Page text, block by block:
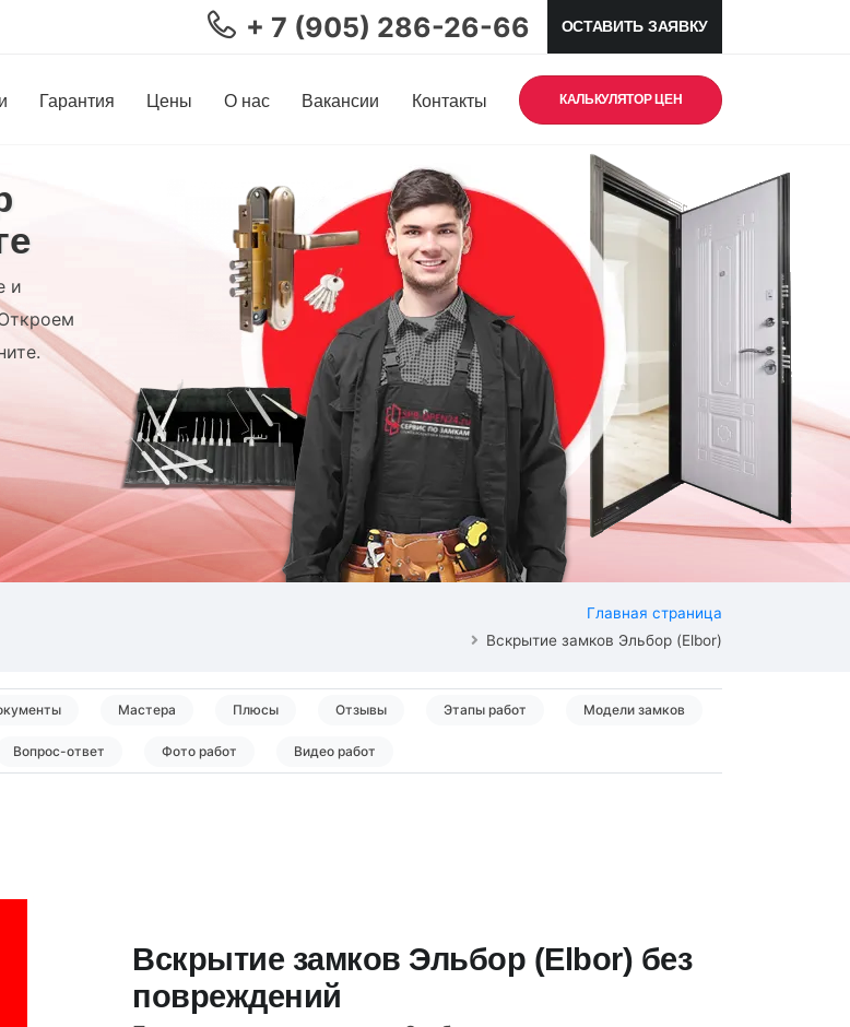
+ 7 (905) 286-26-66 ОСТАВИТЬ ЗАЯВКУ
Гарантия Цены О нас Вакансии Контакты КАЛЬКУЛЯТОР ЦЕН
и
Главная страница
Вскрытие замков Эльбор (Elbor)
Мастера Плюсы Отзывы Этапы работ Модели замков
Вопрос-ответ Фото работ Видео работ
Вскрытие замков Эльбор (Elbor) без
повреждений